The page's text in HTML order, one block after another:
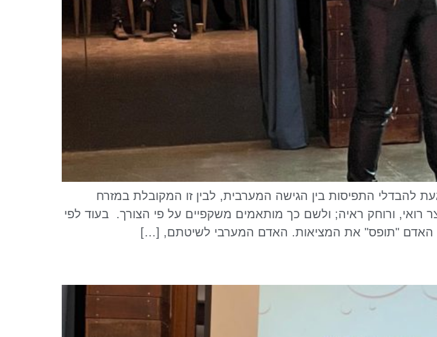
להבדלי התפיסות בין הגישה המערבית, לבין זו המקובלת במזרח
רואי, ורוחק ראיה; ולשם כך מותאמים משקפיים על פי הצורך. בעוד לפי
האדם "תופס" את המציאות. האדם המערבי לשיטתם, […]